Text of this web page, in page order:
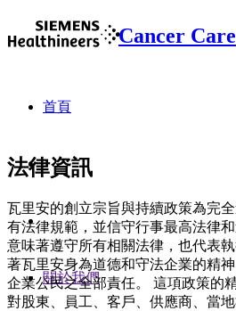
Cancer Care
首頁
關於我們
法律資訊
瓦里安的創立宗旨與持續政策為完
有法律規範，並信守行事最高法律
意味著遵守所有相關法律，也代表
著瓦里安身為道德和守法企業的精
企業公民之全部責任。 這項政策的
對股東、員工、客戶、供應商、當